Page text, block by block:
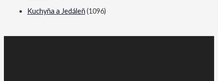
Kuchyňa a Jedáleň(1096)